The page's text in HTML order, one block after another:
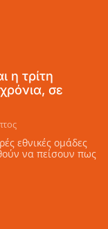
η τρίτη
σε
εθνικές ομάδες
να πείσουν πως